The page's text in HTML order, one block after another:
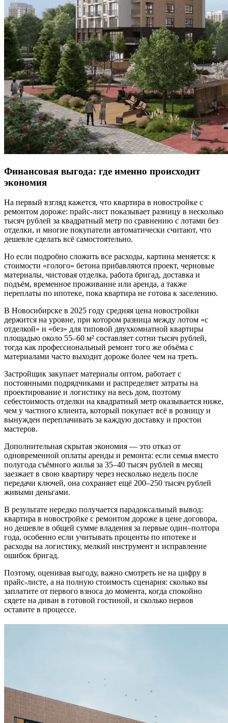
Финансовая выгода: где именно происходит
экономия
На первый взгляд кажется, что квартира в новостройке с
ремонтом дороже: прайс-лист показывает разницу в несколько
тысяч рублей за квадратный метр по сравнению с лотами без
отделки, и многие покупатели автоматически считают, что
дешевле сделать всё самостоятельно.
Но если подробно сложить все расходы, картина меняется: к
стоимости «голого» бетона прибавляются проект, черновые
материалы, чистовая отделка, работа бригад, доставка и
подъём, временное проживание или аренда, а также
переплаты по ипотеке, пока квартира не готова к заселению.
В Новосибирске в 2025 году средняя цена новостройки
держится на уровне, при котором разница между лотом «с
отделкой» и «без» для типовой двухкомнатной квартиры
площадью около 55–60 м² составляет сотни тысяч рублей,
тогда как профессиональный ремонт того же объёма с
материалами часто выходит дороже более чем на треть.
Застройщик закупает материалы оптом, работает с
постоянными подрядчиками и распределяет затраты на
проектирование и логистику на весь дом, поэтому
себестоимость отделки на квадратный метр оказывается ниже,
чем у частного клиента, который покупает всё в розницу и
вынужден переплачивать за каждую доставку и простои
мастеров.
Дополнительная скрытая экономия — это отказ от
одновременной оплаты аренды и ремонта: если семья вместо
полугода съёмного жилья за 35–40 тысяч рублей в месяц
заезжает в свою квартиру через несколько недель после
передачи ключей, она сохраняет ещё 200–250 тысяч рублей
живыми деньгами.
В результате нередко получается парадоксальный вывод:
квартира в новостройке с ремонтом дороже в цене договора,
но дешевле в общей сумме владения за первые один–полтора
года, особенно если учитывать проценты по ипотеке и
расходы на логистику, мелкий инструмент и исправление
ошибок бригад.
Поэтому, оценивая выгоду, важно смотреть не на цифру в
прайс-листе, а на полную стоимость сценария: сколько вы
заплатите от первого взноса до момента, когда спокойно
сядете на диван в готовой гостиной, и сколько нервов
оставите в процессе.